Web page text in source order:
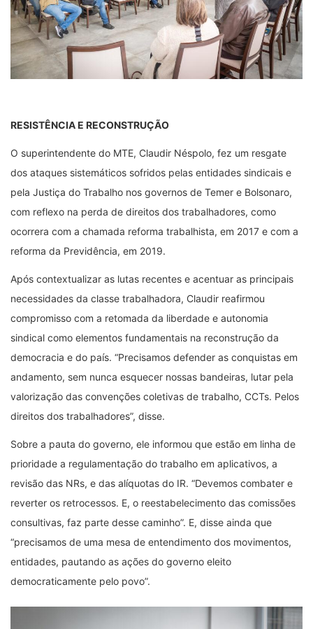
RESISTÊNCIA E RECONSTRUÇÃO
O superintendente do MTE, Claudir Néspolo, fez um resgate
dos ataques sistemáticos sofridos pelas entidades sindicais e
pela Justiça do Trabalho nos governos de Temer e Bolsonaro,
com reflexo na perda de direitos dos trabalhadores, como
ocorrera com a chamada reforma trabalhista, em 2017 e com a
reforma da Previdência, em 2019.
Após contextualizar as lutas recentes e acentuar as principais
necessidades da classe trabalhadora, Claudir reafirmou
compromisso com a retomada da liberdade e autonomia
sindical como elementos fundamentais na reconstrução da
democracia e do país. “Precisamos defender as conquistas em
andamento, sem nunca esquecer nossas bandeiras, lutar pela
valorização das convenções coletivas de trabalho, CCTs. Pelos
direitos dos trabalhadores”, disse.
Sobre a pauta do governo, ele informou que estão em linha de
prioridade a regulamentação do trabalho em aplicativos, a
revisão das NRs, e das alíquotas do IR. “Devemos combater e
reverter os retrocessos. E, o reestabelecimento das comissões
consultivas, faz parte desse caminho”. E, disse ainda que
“precisamos de uma mesa de entendimento dos movimentos,
entidades, pautando as ações do governo eleito
democraticamente pelo povo”.